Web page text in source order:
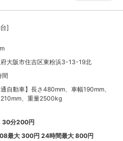
]
大阪市住吉区東粉浜3-13-19北
間
通自動車】長さ480mm、車幅190mm、
、重量2500kg
30分200円
最大300円24時間最大800円